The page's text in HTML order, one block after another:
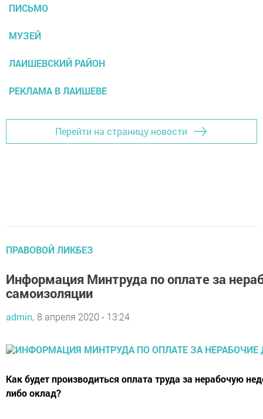
ПИСЬМО
МУЗЕЙ
ЛАИШЕВСКИЙ РАЙОН
РЕКЛАМА В ЛАИШЕВЕ
Перейти на страницу новости
ПРАВОВОЙ ЛИКБЕЗ
Информация Минтруда по оплате за
самоизоляции
admin, 8 апреля 2020 - 13:24
Как будет производиться оплата труда за нерабочую
либо оклад?